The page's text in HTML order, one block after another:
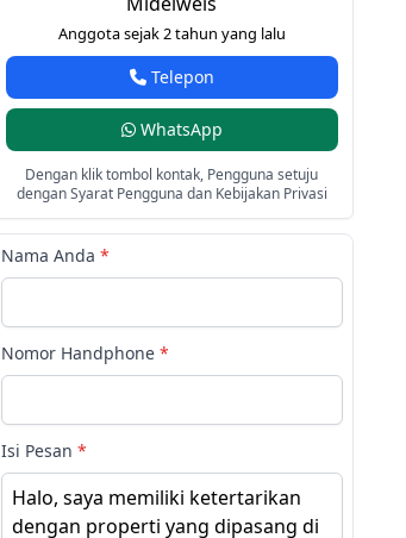
Anggota sejak 2 tahun yang lalu
Telepon
WhatsApp
Dengan klik tombol kontak, Pengguna setuju
dengan Syarat Pengguna dan Kebijakan Privasi
Nama Anda *
Nomor Handphone *
Isi Pesan *